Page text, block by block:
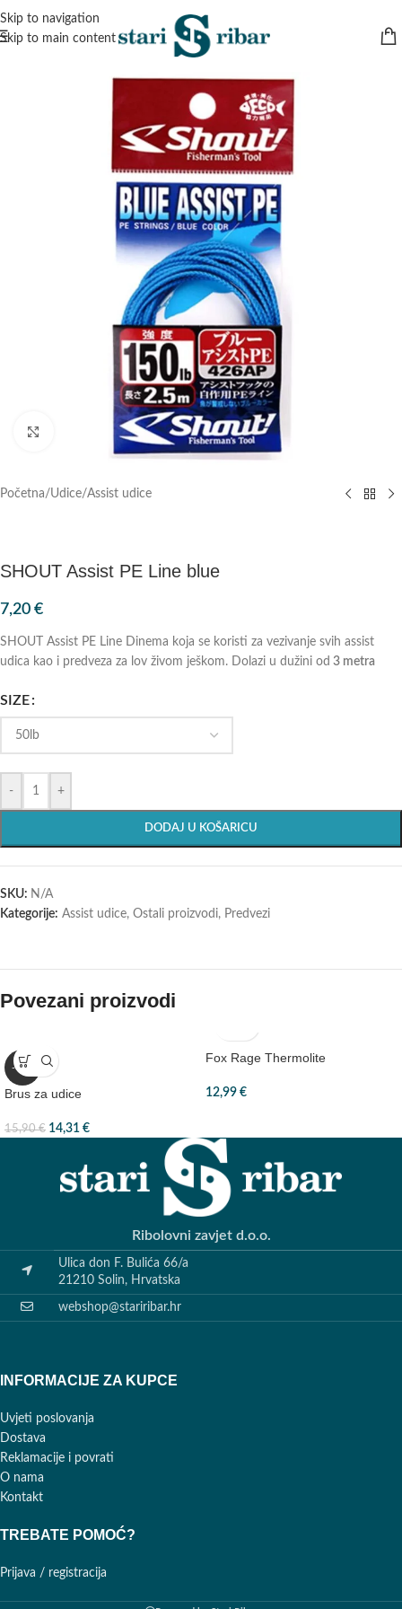
Skip to navigation
Skip to main content
Klik za povećanje
Početna/Udice/Assist udice
SHOUT Assist PE Line blue
7,20 €
SHOUT Assist PE Line Dinema koja se koristi za vezivanje svih assist
udica kao i predveza za lov živom ješkom. Dolazi u dužini od 3 metra
SIZE
- +
DODAJ U KOŠARICU
SKU: N/A
Kategorije: Assist udice, Ostali proizvodi, Predvezi
Povezani proizvodi
-10%
Brus za udice
15,90€ 14,31 €
Fox Rage Thermolite
12,99 €
Ribolovni zavjet d.o.o.
Ulica don F. Bulića 66/a
21210 Solin, Hrvatska
webshop@stariribar.hr
INFORMACIJE ZA KUPCE
Uvjeti poslovanja
Dostava
Reklamacije i povrati
O nama
Kontakt
TREBATE POMOĆ?
Prijava / registracija